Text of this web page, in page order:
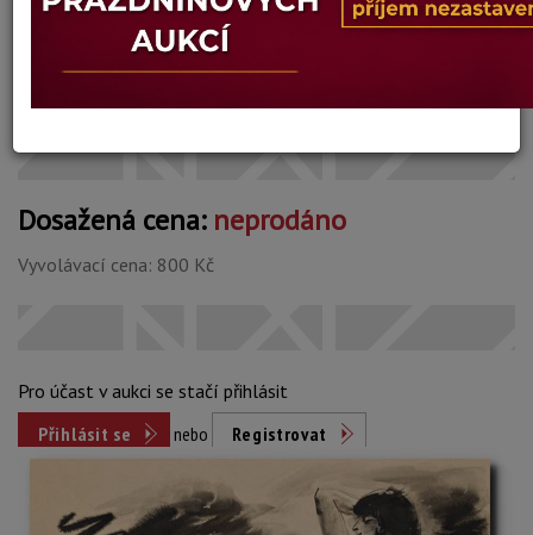
Šířka: 50 cm, výška: 26 cm, rámování: 55 x 77 cm
Dosažená cena: neprodáno
Vyvolávací cena: 800 Kč
Pro účast v aukci se stačí přihlásit
Přihlásit se
nebo Registrovat